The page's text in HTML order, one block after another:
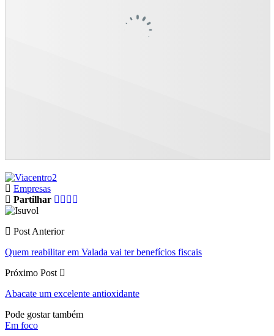
Empresas
Partilhar
Post Anterior
Quem reabilitar em Valada vai ter benefícios fiscais
Próximo Post
Abacate um excelente antioxidante
Pode gostar também
Em foco